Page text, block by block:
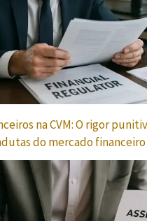
na CVM: O rigor
do mercado financeiro